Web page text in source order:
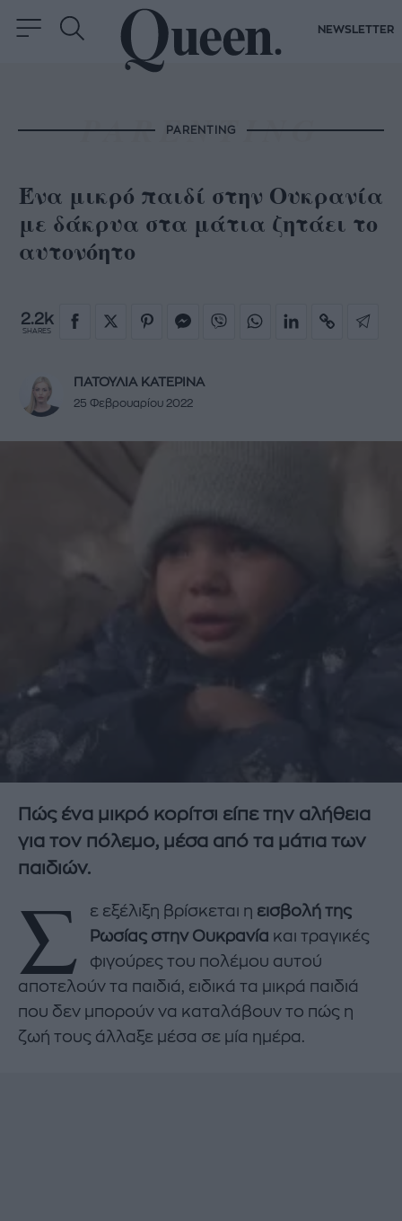
NEWSLETTER
PARENTING
Ένα μικρό παιδί στην Ουκρανία
με δάκρυα στα μάτια ζητάει το
αυτονόητο
2.2k
SHARES
ΠΑΤΟΥΛΙΑ ΚΑΤΕΡΙΝΑ
25 Φεβρουαρίου 2022
Πώς ένα μικρό κορίτσι είπε την αλήθεια
για τον πόλεμο, μέσα από τα μάτια των
παιδιών.
Σ ε εξέλιξη βρίσκεται η εισβολή της
Ρωσίας στην Ουκρανία και τραγικές
φιγούρες του πολέμου αυτού
αποτελούν τα παιδιά, ειδικά τα μικρά παιδιά
που δεν μπορούν να καταλάβουν το πώς η
ζωή τους άλλαξε μέσα σε μία ημέρα.